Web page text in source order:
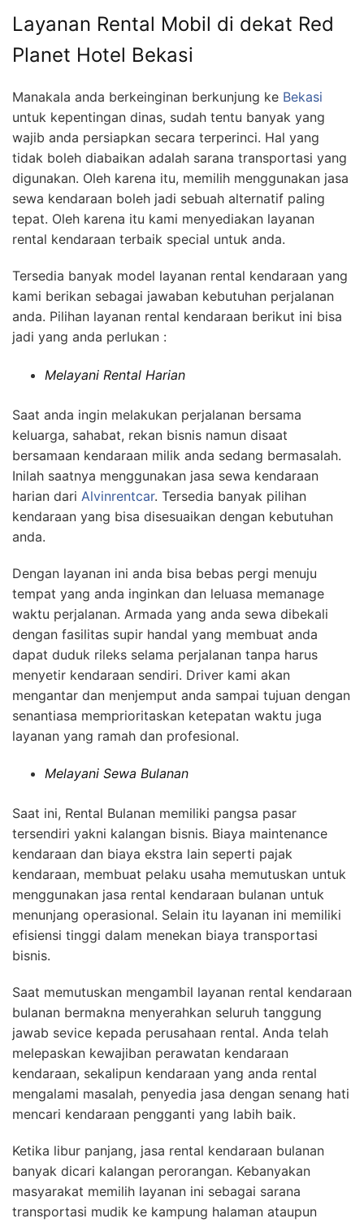
Layanan Rental Mobil di dekat Red
Planet Hotel Bekasi
Manakala anda berkeinginan berkunjung ke Bekasi
untuk kepentingan dinas, sudah tentu banyak yang
wajib anda persiapkan secara terperinci. Hal yang
tidak boleh diabaikan adalah sarana transportasi yang
digunakan. Oleh karena itu, memilih menggunakan jasa
sewa kendaraan boleh jadi sebuah alternatif paling
tepat. Oleh karena itu kami menyediakan layanan
rental kendaraan terbaik special untuk anda.
Tersedia banyak model layanan rental kendaraan yang
kami berikan sebagai jawaban kebutuhan perjalanan
anda. Pilihan layanan rental kendaraan berikut ini bisa
jadi yang anda perlukan :
Melayani Rental Harian
Saat anda ingin melakukan perjalanan bersama
keluarga, sahabat, rekan bisnis namun disaat
bersamaan kendaraan milik anda sedang bermasalah.
Inilah saatnya menggunakan jasa sewa kendaraan
harian dari Alvinrentcar. Tersedia banyak pilihan
kendaraan yang bisa disesuaikan dengan kebutuhan
anda.
Dengan layanan ini anda bisa bebas pergi menuju
tempat yang anda inginkan dan leluasa memanage
waktu perjalanan. Armada yang anda sewa dibekali
dengan fasilitas supir handal yang membuat anda
dapat duduk rileks selama perjalanan tanpa harus
menyetir kendaraan sendiri. Driver kami akan
mengantar dan menjemput anda sampai tujuan dengan
senantiasa memprioritaskan ketepatan waktu juga
layanan yang ramah dan profesional.
Melayani Sewa Bulanan
Saat ini, Rental Bulanan memiliki pangsa pasar
tersendiri yakni kalangan bisnis. Biaya maintenance
kendaraan dan biaya ekstra lain seperti pajak
kendaraan, membuat pelaku usaha memutuskan untuk
menggunakan jasa rental kendaraan bulanan untuk
menunjang operasional. Selain itu layanan ini memiliki
efisiensi tinggi dalam menekan biaya transportasi
bisnis.
Saat memutuskan mengambil layanan rental kendaraan
bulanan bermakna menyerahkan seluruh tanggung
jawab sevice kepada perusahaan rental. Anda telah
melepaskan kewajiban perawatan kendaraan
kendaraan, sekalipun kendaraan yang anda rental
mengalami masalah, penyedia jasa dengan senang hati
mencari kendaraan pengganti yang labih baik.
Ketika libur panjang, jasa rental kendaraan bulanan
banyak dicari kalangan perorangan. Kebanyakan
masyarakat memilih layanan ini sebagai sarana
transportasi mudik ke kampung halaman ataupun